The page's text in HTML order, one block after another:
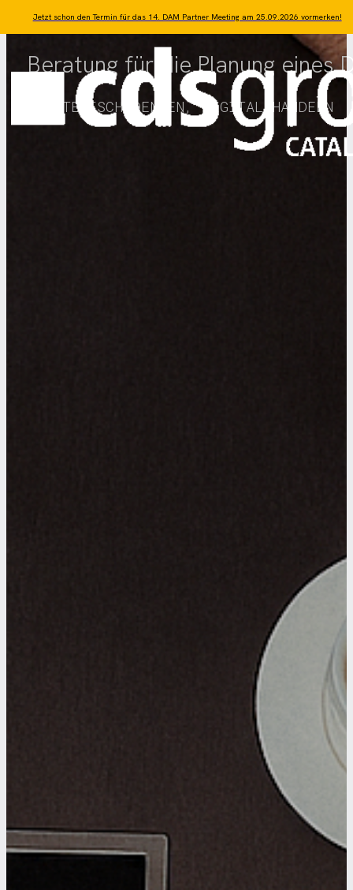
Jetzt schon den Termin für das 14. DAM Partner Meeting am 25.09.2026 vormerken!
Beratung für die Planung eines
STRATEGISCH DENKEN, DIGITAL HANDELN